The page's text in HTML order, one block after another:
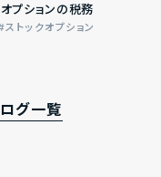
プションの税務
ストックオプション
グ一覧